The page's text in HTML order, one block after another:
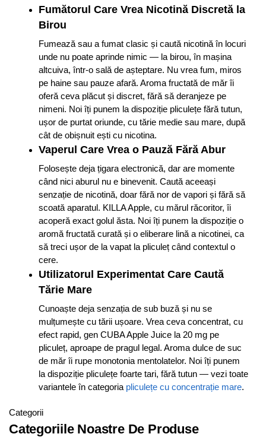
Fumătorul Care Vrea Nicotină Discretă la
Birou
Fumează sau a fumat clasic și caută nicotină în locuri
unde nu poate aprinde nimic — la birou, în mașina
altcuiva, într-o sală de așteptare. Nu vrea fum, miros
pe haine sau pauze afară. Aroma fructată de măr îi
oferă ceva plăcut și discret, fără să deranjeze pe
nimeni. Noi îți punem la dispoziție pliculețe fără tutun,
ușor de purtat oriunde, cu tărie medie sau mare, după
cât de obișnuit ești cu nicotina.
Vaperul Care Vrea o Pauză Fără Abur
Folosește deja țigara electronică, dar are momente
când nici aburul nu e binevenit. Caută aceeași
senzație de nicotină, doar fără nor de vapori și fără să
scoată aparatul. KILLA Apple, cu mărul răcoritor, îi
acoperă exact golul ăsta. Noi îți punem la dispoziție o
aromă fructată curată și o eliberare lină a nicotinei, ca
să treci ușor de la vapat la pliculeț când contextul o
cere.
Utilizatorul Experimentat Care Caută
Tărie Mare
Cunoaște deja senzația de sub buză și nu se
mulțumește cu tării ușoare. Vrea ceva concentrat, cu
efect rapid, gen CUBA Apple Juice la 20 mg pe
pliculeț, aproape de pragul legal. Aroma dulce de suc
de măr îi rupe monotonia mentolatelor. Noi îți punem
la dispoziție pliculețe foarte tari, fără tutun — vezi toate
variantele în categoria pliculețe cu concentrație mare.
Categorii
Categoriile Noastre De Produse